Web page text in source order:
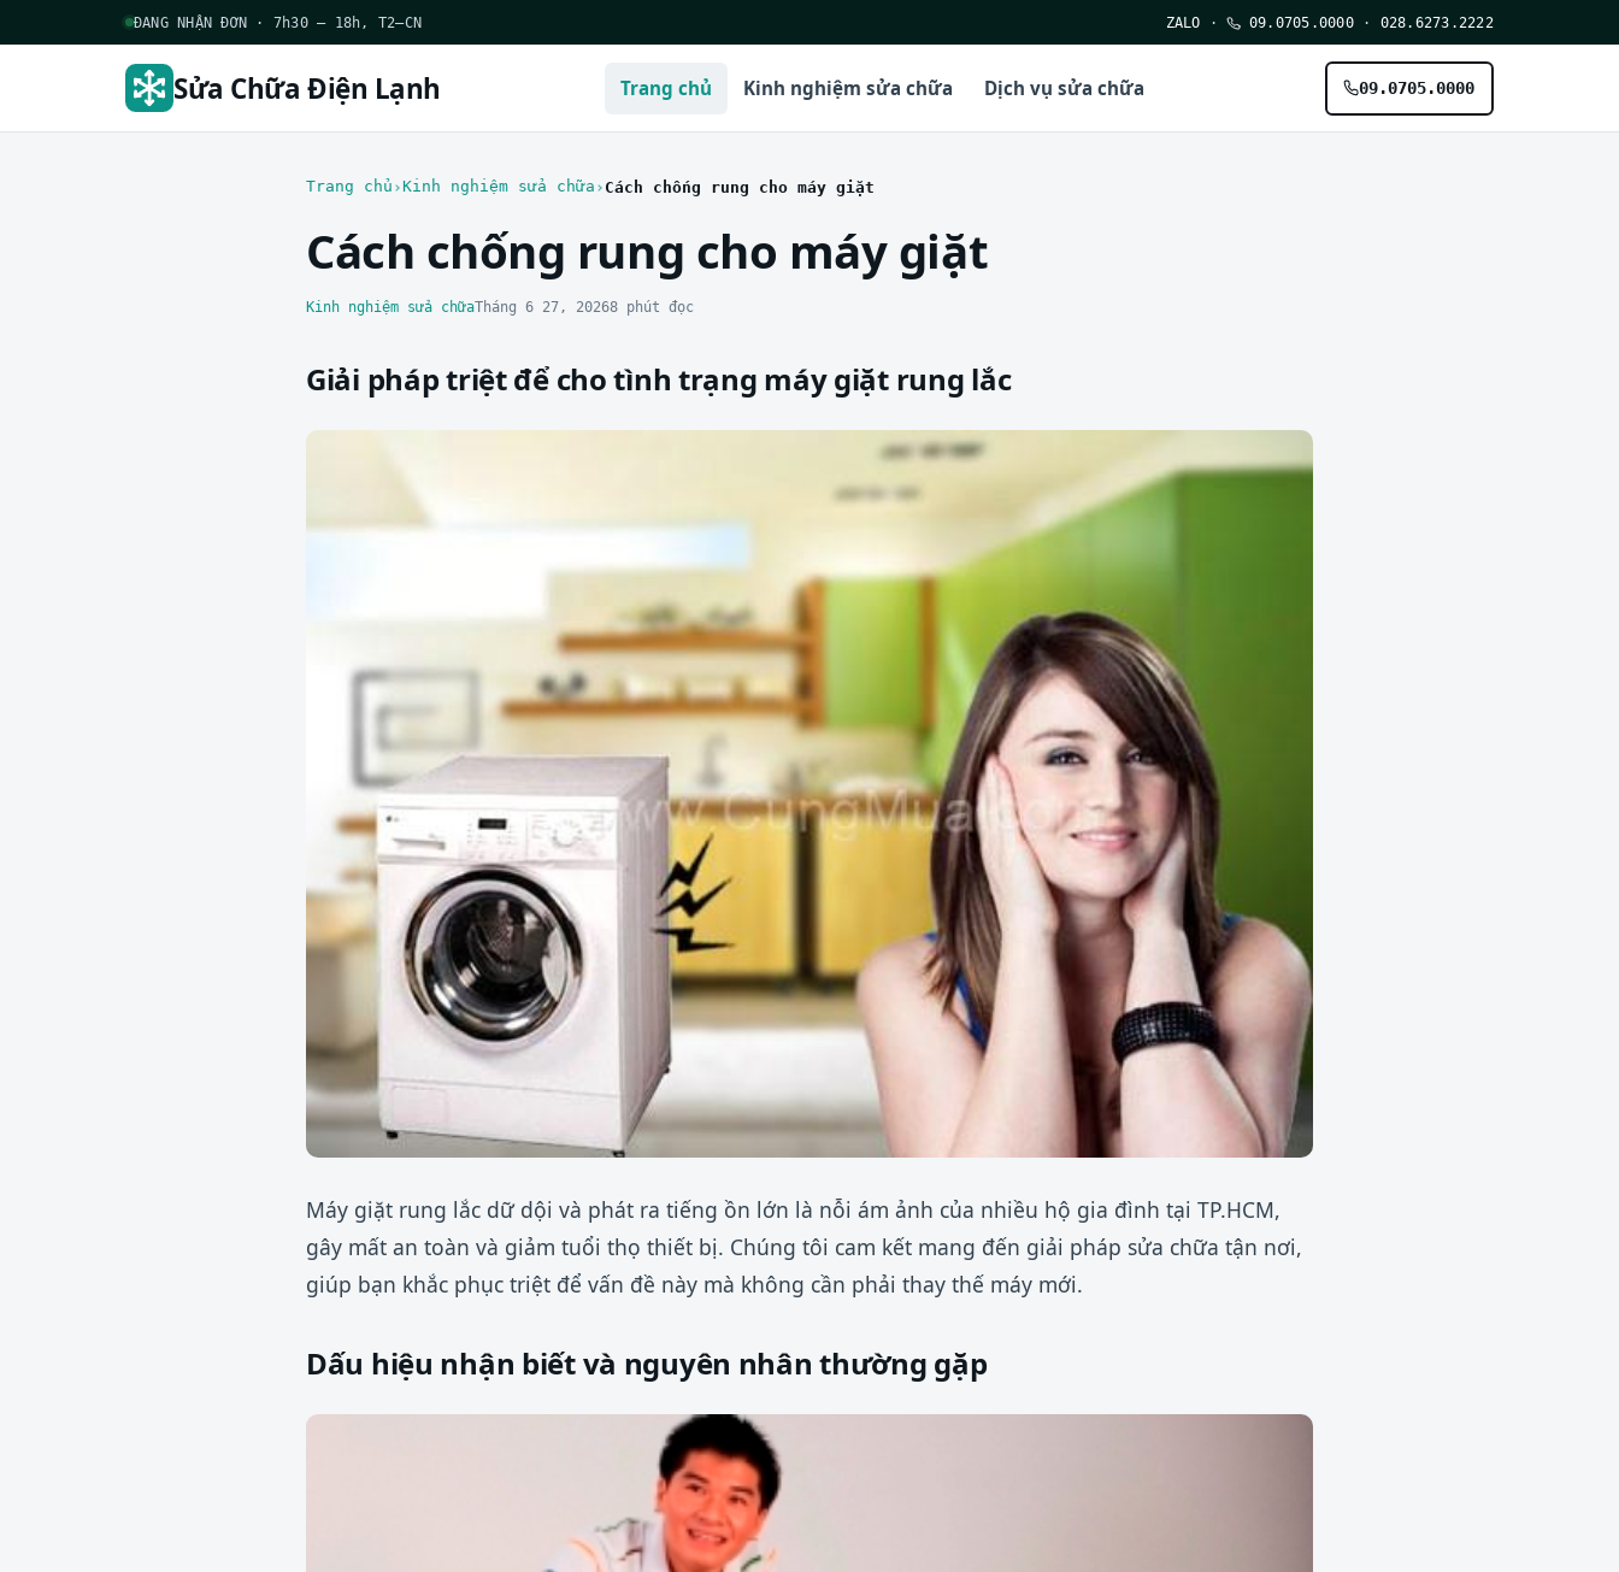
ĐANG NHẬN ĐƠN · 7h30 – 18h, T2–CN ZALO · 09.0705.0000 · 028.6273.2222
Sửa Chữa Điện Lạnh Trang chủ Kinh nghiệm sửa chữa Dịch vụ sửa chữa 09.0705.0000
Trang chủ Kinh nghiệm sửa chữa Cách chống rung cho máy giặt
Cách chống rung cho máy giặt
Kinh nghiệm sửa chữaTháng 6 27, 20268 phút đọc
Giải pháp triệt để cho tình trạng máy giặt rung lắc
Máy giặt rung lắc dữ dội và phát ra tiếng ồn lớn là nỗi ám ảnh của nhiều hộ gia đình tại TP.HCM,
gây mất an toàn và giảm tuổi thọ thiết bị. Chúng tôi cam kết mang đến giải pháp sửa chữa tận nơi,
giúp bạn khắc phục triệt để vấn đề này mà không cần phải thay thế máy mới.
Dấu hiệu nhận biết và nguyên nhân thường gặp